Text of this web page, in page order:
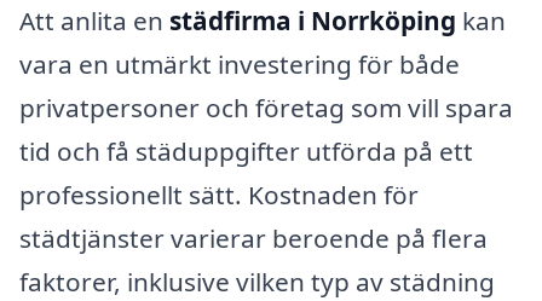
Att anlita en städfirma i Norrköping kan
vara en utmärkt investering för både
privatpersoner och företag som vill spara
tid och få städuppgifter utförda på ett
professionellt sätt. Kostnaden för
städtjänster varierar beroende på flera
faktorer, inklusive vilken typ av städning